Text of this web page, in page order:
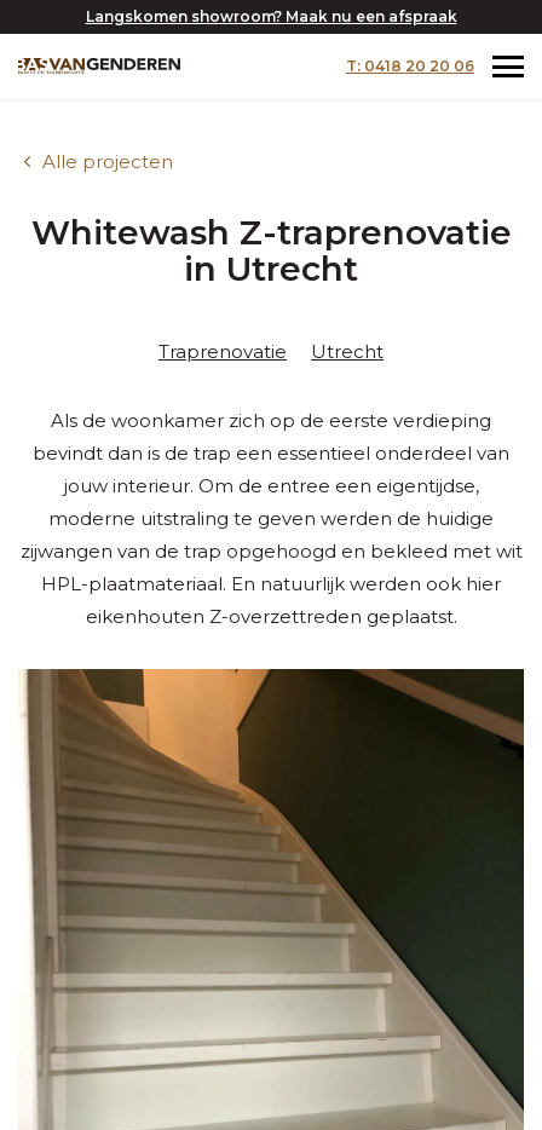
Langskomen showroom? Maak nu een afspraak
T: 0418 20 20 06
Alle projecten
Whitewash Z-traprenovatie
in Utrecht
Traprenovatie Utrecht
Als de woonkamer zich op de eerste verdieping
bevindt dan is de trap een essentieel onderdeel van
jouw interieur. Om de entree een eigentijdse,
moderne uitstraling te geven werden de huidige
zijwangen van de trap opgehoogd en bekleed met wit
HPL-plaatmateriaal. En natuurlijk werden ook hier
eikenhouten Z-overzettreden geplaatst.